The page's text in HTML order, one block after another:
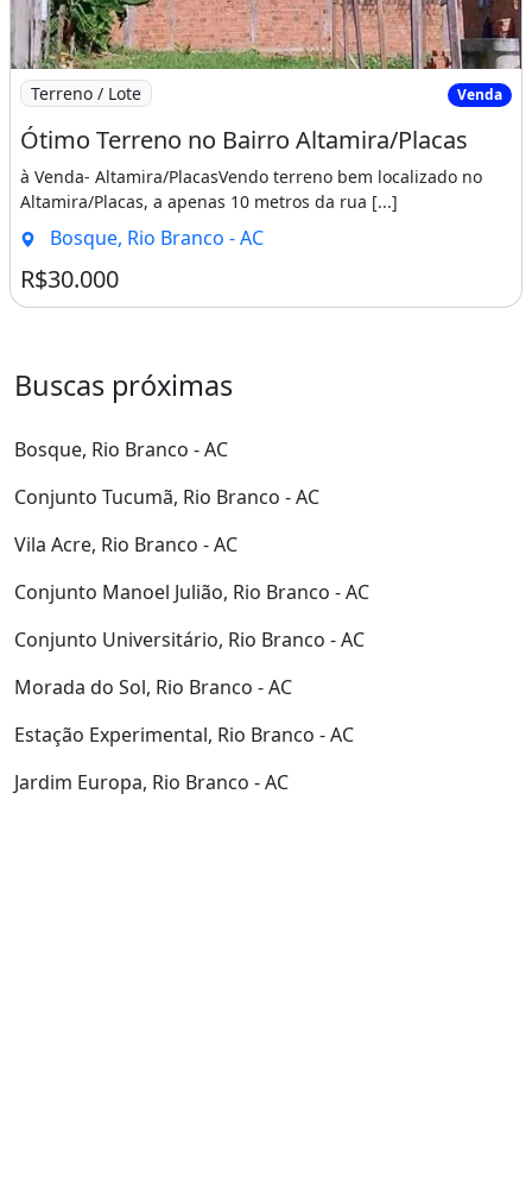
Imagem: Ótimo Terreno no Bairro Altamira/Placas
Terreno / Lote Venda
Ótimo Terreno no Bairro Altamira/Placas
à Venda- Altamira/PlacasVendo terreno bem localizado no
Altamira/Placas, a apenas 10 metros da rua [...]
Bosque, Rio Branco - AC
R$30.000
Buscas próximas
Bosque, Rio Branco - AC
Conjunto Tucumã, Rio Branco - AC
Vila Acre, Rio Branco - AC
Conjunto Manoel Julião, Rio Branco - AC
Conjunto Universitário, Rio Branco - AC
Morada do Sol, Rio Branco - AC
Estação Experimental, Rio Branco - AC
Jardim Europa, Rio Branco - AC